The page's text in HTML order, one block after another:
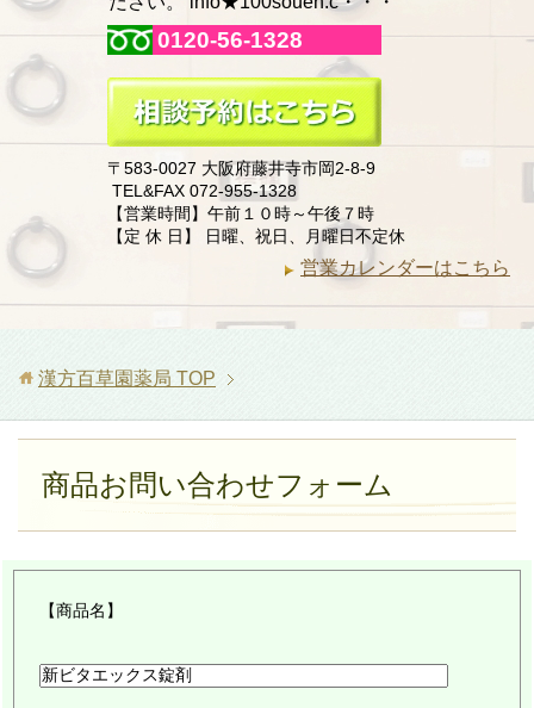
0120-56-1328
〒583-0027 大阪府藤井寺市岡2-8-9
TEL&FAX 072-955-1328
【営業時間】午前１０時～午後７時
【定 休 日】 日曜、祝日、月曜日不定休
営業カレンダーはこちら
漢方百草園薬局 TOP
商品お問い合わせフォーム
【商品名】